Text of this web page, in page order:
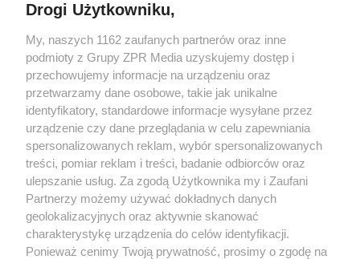
Drogi Użytkowniku,
My, naszych 1162 zaufanych partnerów oraz inne
podmioty z Grupy ZPR Media uzyskujemy dostęp i
przechowujemy informacje na urządzeniu oraz
przetwarzamy dane osobowe, takie jak unikalne
identyfikatory, standardowe informacje wysyłane przez
urządzenie czy dane przeglądania w celu zapewniania
spersonalizowanych reklam, wybór spersonalizowanych
treści, pomiar reklam i treści, badanie odbiorców oraz
ulepszanie usług. Za zgodą Użytkownika my i Zaufani
Partnerzy możemy używać dokładnych danych
geolokalizacyjnych oraz aktywnie skanować
charakterystykę urządzenia do celów identyfikacji.
Ponieważ cenimy Twoją prywatność, prosimy o zgodę na